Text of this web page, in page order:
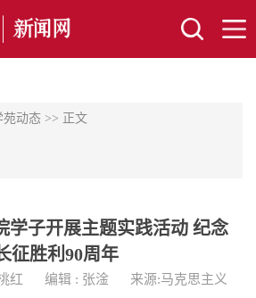
苑动态 >> 正文
学子开展主题实践活动 纪念
征胜利90周年
红 编辑 : 张淦
来源:马克思主义